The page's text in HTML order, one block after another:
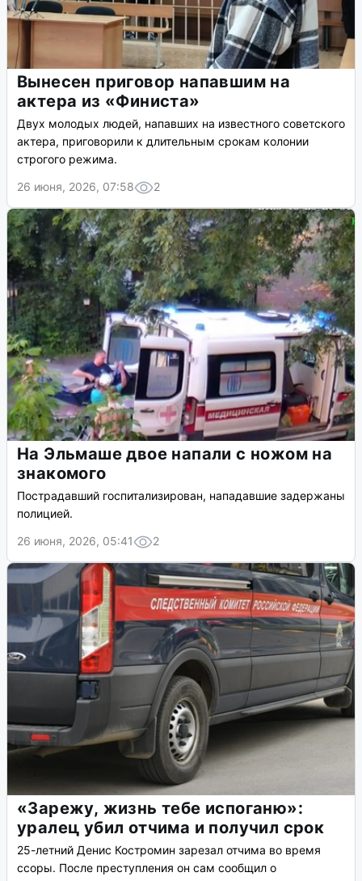
Вынесен приговор напавшим на
актера из «Финиста»
Двух молодых людей, напавших на известного советского
актера, приговорили к длительным срокам колонии
строгого режима.
26 июня, 2026, 07:58
2
На Эльмаше двое напали с ножом на
знакомого
Пострадавший госпитализирован, нападавшие задержаны
полицией.
26 июня, 2026, 05:41
2
«Зарежу, жизнь тебе испоганю»:
уралец убил отчима и получил срок
25-летний Денис Костромин зарезал отчима во время
ссоры. После преступления он сам сообщил о